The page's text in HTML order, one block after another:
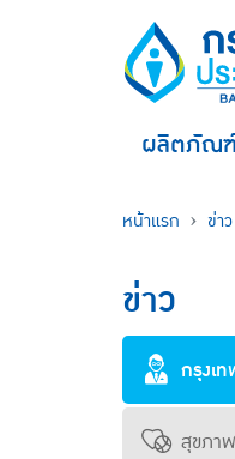
ผลิตภัณ
หน้าแรก ข่าว
ข่าว
กรุงเ
สุขภา